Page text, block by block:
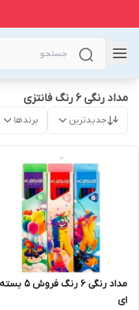
مداد رنگی ۶ رنگ فانتزی
جدیدترین برندها
مداد رنگی ۶ رنگ فروش ۵ بسته
ای